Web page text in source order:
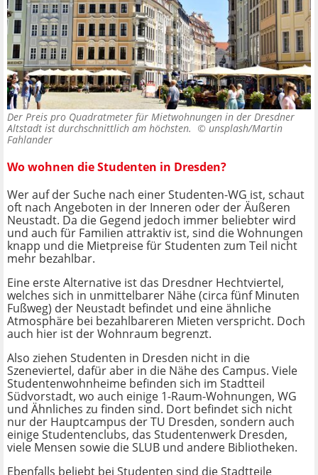
Der Preis pro Quadratmeter für Mietwohnungen in der Dresdner
Altstadt ist durchschnittlich am höchsten. © unsplash/Martin
Fahlander
Wo wohnen die Studenten in Dresden?
Wer auf der Suche nach einer Studenten-WG ist, schaut
oft nach Angeboten in der Inneren oder der Äußeren
Neustadt. Da die Gegend jedoch immer beliebter wird
und auch für Familien attraktiv ist, sind die Wohnungen
knapp und die Mietpreise für Studenten zum Teil nicht
mehr bezahlbar.
Eine erste Alternative ist das Dresdner Hechtviertel,
welches sich in unmittelbarer Nähe (circa fünf Minuten
Fußweg) der Neustadt befindet und eine ähnliche
Atmosphäre bei bezahlbareren Mieten verspricht. Doch
auch hier ist der Wohnraum begrenzt.
Also ziehen Studenten in Dresden nicht in die
Szeneviertel, dafür aber in die Nähe des Campus. Viele
Studentenwohnheime befinden sich im Stadtteil
Südvorstadt, wo auch einige 1-Raum-Wohnungen, WG
und Ähnliches zu finden sind. Dort befindet sich nicht
nur der Hauptcampus der TU Dresden, sondern auch
einige Studentenclubs, das Studentenwerk Dresden,
viele Mensen sowie die SLUB und andere Bibliotheken.
Ebenfalls beliebt bei Studenten sind die Stadtteile